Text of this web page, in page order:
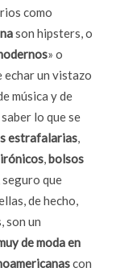
como
son hipsters, o
» o
echar un vistazo
música y de
lo que se
estrafalarias,
irónicos, bolsos
seguro que
de hecho,
son un
de moda en
con